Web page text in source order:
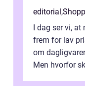
editorial ,
I dag ser vi,
frem for lav
om
Men hvorfor